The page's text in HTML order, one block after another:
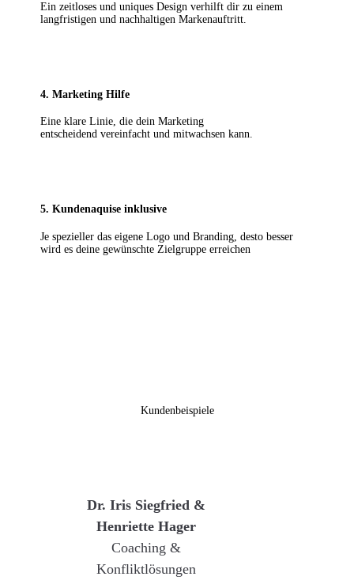
Ein zeitloses und uniques Design verhilft dir zu einem
langfristigen und nachhaltigen Markenauftritt.
4. Marketing Hilfe
Eine klare Linie, die dein Marketing
entscheidend vereinfacht und mitwachsen kann.
5. Kundenaquise inklusive
Je spezieller das eigene Logo und Branding, desto besser
wird es deine gewünschte Zielgruppe erreichen
Kundenbeispiele
Dr. Iris Siegfried &
Henriette Hager
Coaching &
Konfliktlösungen